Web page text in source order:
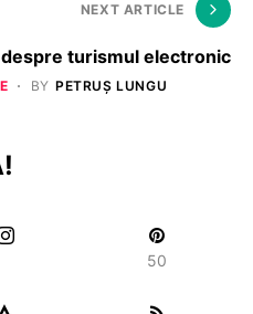
NEXT ARTICLE
turismul electronic
BY PETRUȘ LUNGU
50